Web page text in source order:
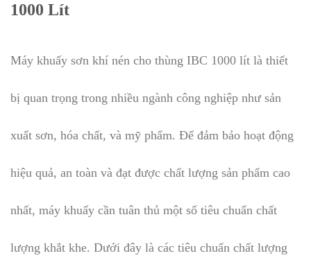
1000 Lít
Máy khuấy sơn khí nén cho thùng IBC 1000 lít là thiết
bị quan trọng trong nhiều ngành công nghiệp như sản
xuất sơn, hóa chất, và mỹ phẩm. Để đảm bảo hoạt động
hiệu quả, an toàn và đạt được chất lượng sản phẩm cao
nhất, máy khuấy cần tuân thủ một số tiêu chuẩn chất
lượng khắt khe. Dưới đây là các tiêu chuẩn chất lượng